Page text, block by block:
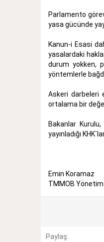
Parlamento
yasa gücünde
Kanun-i Esasi
yasalardaki
durum yokken,
yöntemlerle
Askeri darbeleri
ortalama bir
Bakanlar
yayınladığı
Emin Koramaz
TMMOB Yönetim
Paylaş: